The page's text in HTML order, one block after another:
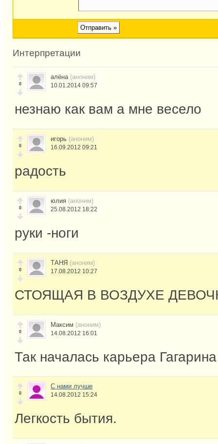
Интерпретации
0
алёна (аноним)
10.01.2014 09:57
незнаю как вам а мне весело
0
игорь (аноним)
16.09.2012 09:21
радость
0
юлия (аноним)
25.08.2012 18:22
руки -ноги
0
ТАНЯ (аноним)
17.08.2012 10:27
СТОЯЩАЯ В ВОЗДУХЕ
0
Максим (аноним)
14.08.2012 16:01
Так началась карьера Гагарина
0
С нами лучше
14.08.2012 15:24
Легкость бытия.